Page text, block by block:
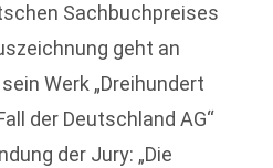
Sachbuchpreises
geht an
Werk „Dreihundert
der Deutschland AG“
der Jury: „Die